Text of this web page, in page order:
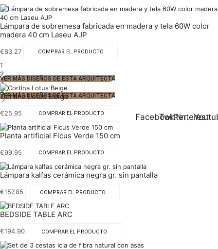
Lámpara de sobremesa fabricada en madera y tela 60W color
madera 40 cm Laseu AJP
€83.27 COMPRAR EL PRODUCTO
1
2
3
4
FacebookTwitterPinterest
VER MÁS DISEÑOS DE ESTA ARQUITECTA
VER MÁS DISEÑOS DE ESTA ARQUITECTA
Cortina Lotus Beige
€25.95 COMPRAR EL PRODUCTO
Planta artificial Ficus Verde 150 cm
€99.95 COMPRAR EL PRODUCTO
Lámpara kalfas cerámica negra gr. sin pantalla
€157.85 COMPRAR EL PRODUCTO
BEDSIDE TABLE ARC
€194.90 COMPRAR EL PRODUCTO